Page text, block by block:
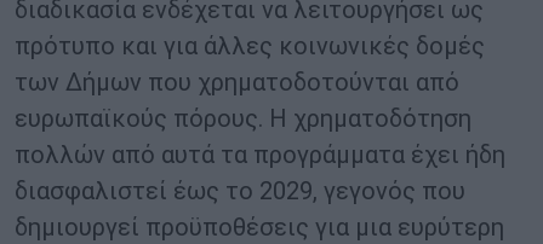
διαδικασία ενδέχεται να λειτουργήσει ως
πρότυπο και για άλλες κοινωνικές δομές
των Δήμων που χρηματοδοτούνται από
ευρωπαϊκούς πόρους. Η χρηματοδότηση
πολλών από αυτά τα προγράμματα έχει ήδη
διασφαλιστεί έως το 2029, γεγονός που
δημιουργεί προϋποθέσεις για μια ευρύτερη